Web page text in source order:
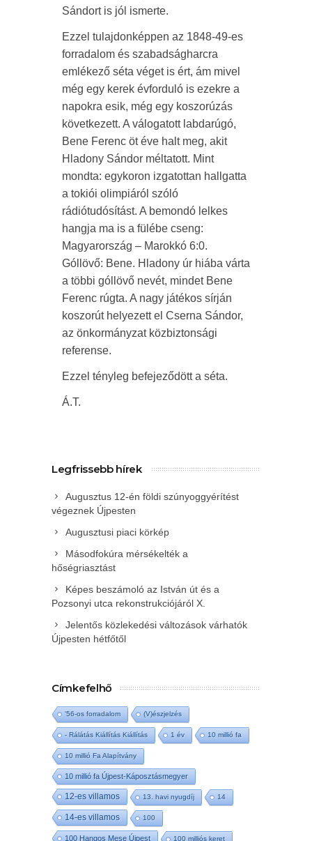
Sándort is jól ismerte.
Ezzel tulajdonképpen az 1848-49-es
forradalom és szabadságharcra
emlékező séta véget is ért, ám mivel
még egy kerek évforduló is ezekre a
napokra esik, még egy koszorúzás
következett. A válogatott labdarúgó,
Bene Ferenc öt éve halt meg, akit
Hladony Sándor méltatott. Mint
mondta: egykoron izgatottan hallgatta
a tokiói olimpiáról szóló
rádiótudósítást. A bemondó lelkes
hangja ma is a fülébe cseng:
Magyarország – Marokkó 6:0.
Góllövő: Bene. Hladony úr hiába várta
a többi góllövő nevét, mindet Bene
Ferenc rúgta. A nagy játékos sírján
koszorút helyezett el Cserna Sándor,
az önkormányzat közbiztonsági
referense.
Ezzel tényleg befejeződött a séta.
Á.T.
Legfrissebb hírek
Augusztus 12-én földi szúnyoggyérítést
végeznek Újpesten
Augusztusi piaci körkép
Másodfokúra mérsékelték a
hőségriasztást
Képes beszámoló az István út és a
Pozsonyi utca rekonstrukciójáról X.
Jelentős közlekedési változások várhatók
Újpesten hétfőtől
Címkefelhő
'56-os forradalom (V)észjelzés
- Rálátás Kiállítás Kiállítás 1 év 10 millió fa
10 millió Fa Alapítvány
10 millió fa Újpest-Káposztásmegyer
12-es villamos 13. havi nyugdíj 14
14-es villamos 100
100 Hangos Mese Újpest 100 milliós keret